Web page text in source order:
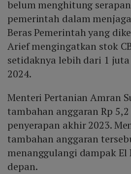
belum menghitung
pemerintah dalam
Beras Pemerintah yang
Arief mengingatkan stok
setidaknya lebih dari 1
2024.
Menteri Pertanian Amran
tambahan anggaran Rp
penyerapan akhir 2023.
tambahan anggaran
menanggulangi dampak
depan.